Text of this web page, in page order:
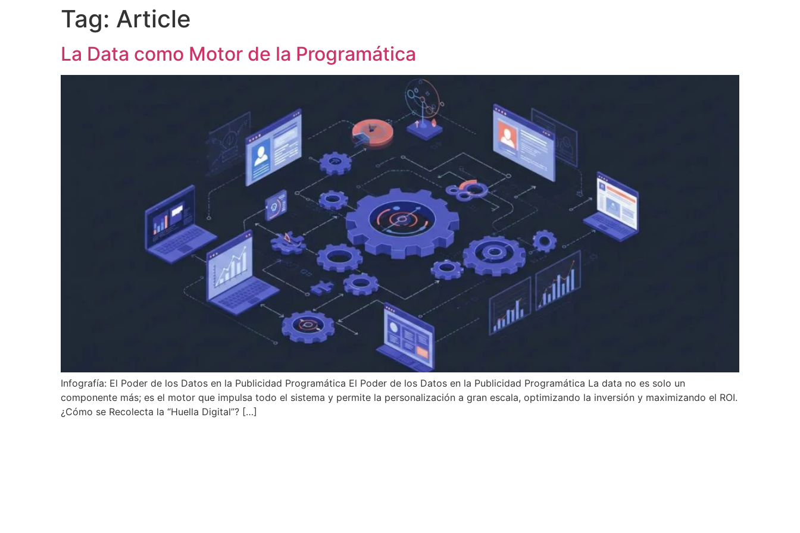
Tag: Article
La Data como Motor de la Programática
Infografía: El Poder de los Datos en la Publicidad Programática El Poder de los Datos en la Publicidad Programática La data no es solo un
componente más; es el motor que impulsa todo el sistema y permite la personalización a gran escala, optimizando la inversión y maximizando el ROI.
¿Cómo se Recolecta la “Huella Digital”? […]